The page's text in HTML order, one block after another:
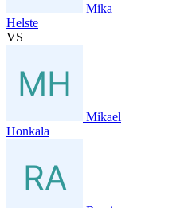
Mika
Helste
VS
Mikael
Honkala